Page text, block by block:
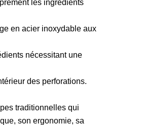
les ingrédients
en acier inoxydable aux
nécessitant une
des perforations.
traditionnelles qui
son ergonomie, sa